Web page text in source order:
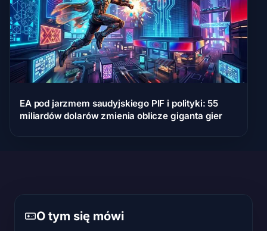
EA pod jarzmem saudyjskiego PIF i polityki: 55
miliardów dolarów zmienia oblicze giganta gier
O tym się mówi